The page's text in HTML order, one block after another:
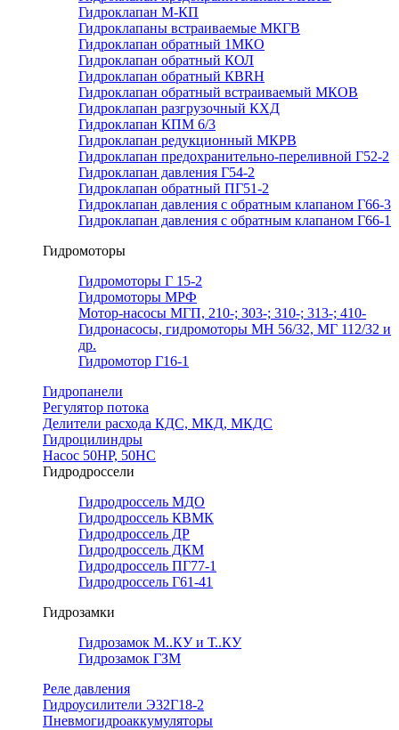
Гидроклапан М-КП
Гидроклапаны встраиваемые МКГВ
Гидроклапан обратный 1МКО
Гидроклапан обратный КОЛ
Гидроклапан обратный КВRН
Гидроклапан обратный встраиваемый МКОВ
Гидроклапан разгрузочный КХД
Гидроклапан КПМ 6/3
Гидроклапан редукционный МКРВ
Гидроклапан предохранительно-переливной Г52-2
Гидроклапан давления Г54-2
Гидроклапан обратный ПГ51-2
Гидроклапан давления с обратным клапаном Г66-3
Гидроклапан давления с обратным клапаном Г66-1
Гидромоторы
Гидромоторы Г 15-2
Гидромоторы МРФ
Мотор-насосы МГП, 210-; 303-; 310-; 313-; 410-
Гидронасосы, гидромоторы МН 56/32, МГ 112/32 и
др.
Гидромотор Г16-1
Гидропанели
Регулятор потока
Делители расхода КДС, МКД, МКДС
Гидроцилиндры
Насос 50НР, 50НС
Гидродроссели
Гидродроссель МДО
Гидродроссель КВМК
Гидродроссель ДР
Гидродроссель ДКМ
Гидродроссель ПГ77-1
Гидродроссель Г61-41
Гидрозамки
Гидрозамок М..КУ и Т..КУ
Гидрозамок ГЗМ
Реле давления
Гидроусилители Э32Г18-2
Пневмогидроаккумуляторы